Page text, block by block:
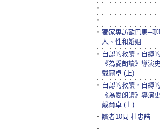
‧
‧
‧ 獨家專訪歐巴馬─
人、性和婚姻
‧ 自認的救贖，自縛
《為愛朗讀》導演
戴爾卓 (上)
‧ 自認的救贖，自縛
《為愛朗讀》導演
戴爾卓 (上)
‧ 讀者10問 杜忠誥
‧